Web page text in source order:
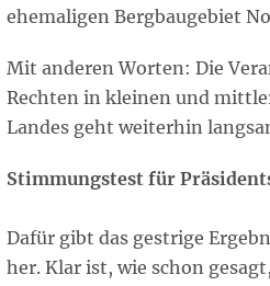
ehemaligen Bergbaugebiet
Mit anderen Worten: Die
Rechten in kleinen und
Landes geht weiterhin
Stimmungstest für
Dafür gibt das gestrige
her. Klar ist, wie schon